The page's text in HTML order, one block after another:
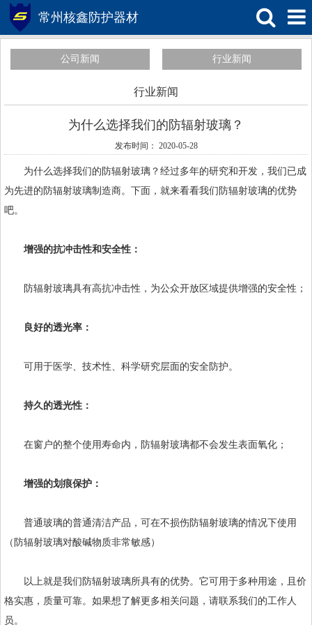
常州核鑫防护器材
公司新闻 行业新闻
行业新闻
为什么选择我们的防辐射玻璃？
发布时间： 2020-05-28
为什么选择我们的 防辐射玻璃 ？经过多年的研究和开发，我们已成
为先进的防辐射玻璃制造商。下面，就来看看我们防辐射玻璃的优势
吧。
增强的抗冲击性和安全性：
防辐射玻璃具有高抗冲击性，为公众开放区域提供增强的安全性；
良好的透光率：
可用于医学、技术性、科学研究层面的安全防护。
持久的透光性：
在窗户的整个使用寿命内，防辐射玻璃都不会发生表面氧化；
增强的划痕保护：
普通玻璃的普通清洁产品，可在不损伤防辐射玻璃的情况下使用
（防辐射玻璃对酸碱物质非常敏感）
以上就是我们防辐射玻璃所具有的优势。它可用于多种用途，且价
格实惠，质量可靠。如果想了解更多相关问题，请联系我们的工作人
员。